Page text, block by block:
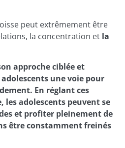
peut extrêmement être
la concentration et la
approche ciblée et
une voie pour
En réglant ces
les adolescents peuvent se
et profiter pleinement de
être constamment freinés